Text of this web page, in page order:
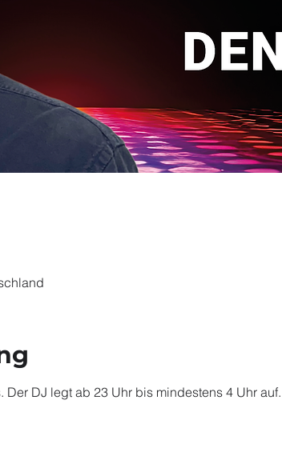
DJ legt ab 23 Uhr bis mindestens 4 Uhr auf.